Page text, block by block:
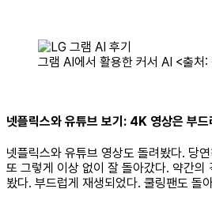
그램 AI에서 활용한 커서 AI <출처:
넷플릭스와 유튜브 보기: 4K 영상은 부드
넷플릭스와 유튜브 영상도 돌려봤다. 당
또 그렇게 이상 없이 잘 돌아갔다. 약간의
봤다. 부드럽게 재생되었다. 쿨링팬도 돌